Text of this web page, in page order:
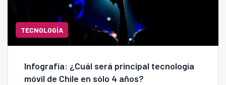
TECNOLOGÍA
Infografía: ¿Cuál será principal tecnología
móvil de Chile en sólo 4 años?